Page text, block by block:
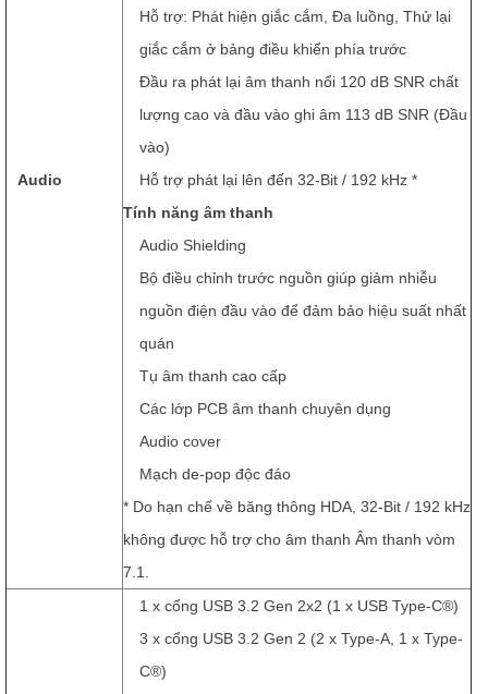
Audio
Hỗ trợ: Phát hiện giắc cắm, Đa luồng, Thử lại
giắc cắm ở bảng điều khiển phía trước
Đầu ra phát lại âm thanh nổi 120 dB SNR chất
lượng cao và đầu vào ghi âm 113 dB SNR (Đầu
vào)
Hỗ trợ phát lại lên đến 32-Bit / 192 kHz *
Tính năng âm thanh
Audio Shielding
Bộ điều chỉnh trước nguồn giúp giảm nhiễu
nguồn điện đầu vào để đảm bảo hiệu suất nhất
quán
Tụ âm thanh cao cấp
Các lớp PCB âm thanh chuyên dụng
Audio cover
Mạch de-pop độc đáo
* Do hạn chế về băng thông HDA, 32-Bit / 192 kHz
không được hỗ trợ cho âm thanh Âm thanh vòm
7.1.
1 x cổng USB 3.2 Gen 2x2 (1 x USB Type-C®)
3 x cổng USB 3.2 Gen 2 (2 x Type-A, 1 x Type-
C®)